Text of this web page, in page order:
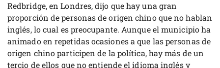
Redbridge, en Londres, dijo que hay una gran
proporción de personas de origen chino que no hablan
inglés, lo cual es preocupante. Aunque el municipio ha
animado en repetidas ocasiones a que las personas de
origen chino participen de la política, hay más de un
tercio de ellos que no entiende el idioma inglés y